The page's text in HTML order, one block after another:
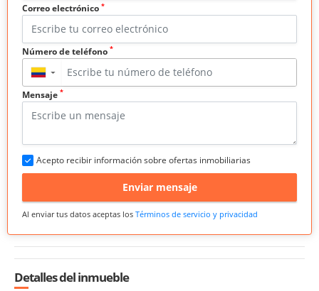
Correo electrónico *
Número de teléfono *
▼
Mensaje *
Acepto recibir información sobre ofertas inmobiliarias
Enviar mensaje
Al enviar tus datos aceptas los Términos de servicio y privacidad
Detalles del inmueble